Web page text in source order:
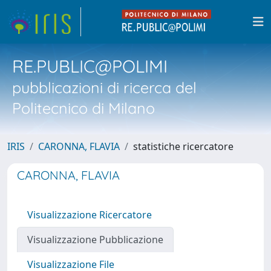
RE.PUBLIC@POLIMI
pubblicazioni di ricerca del
Politecnico di Milano
IRIS CARONNA, FLAVIA statistiche ricercatore
CARONNA, FLAVIA
Visualizzazione Ricercatore
Visualizzazione Pubblicazione
Visualizzazione File